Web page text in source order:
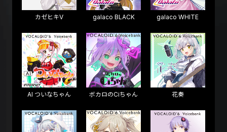
カゼヒキV galaco BLACK galaco WHITE
AI ついなちゃん ボカロのCiちゃん 花奏